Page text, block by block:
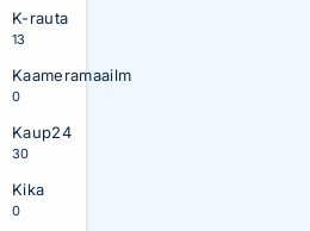
K-rauta
13
Kaameramaailm
0
Kaup24
30
Kika
0